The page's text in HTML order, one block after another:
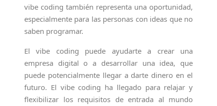
vibe coding también representa una oportunidad,
especialmente para las personas con ideas que no
saben programar.
El vibe coding puede ayudarte a crear una
empresa digital o a desarrollar una idea, que
puede potencialmente llegar a darte dinero en el
futuro. El vibe coding ha llegado para relajar y
flexibilizar los requisitos de entrada al mundo